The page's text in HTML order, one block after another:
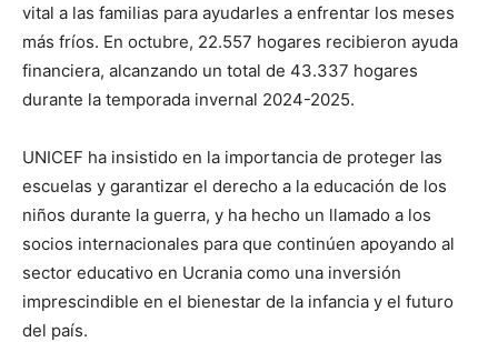
vital a las familias para ayudarles a enfrentar los meses
más fríos. En octubre, 22.557 hogares recibieron ayuda
financiera, alcanzando un total de 43.337 hogares
durante la temporada invernal 2024-2025.
UNICEF ha insistido en la importancia de proteger las
escuelas y garantizar el derecho a la educación de los
niños durante la guerra, y ha hecho un llamado a los
socios internacionales para que continúen apoyando al
sector educativo en Ucrania como una inversión
imprescindible en el bienestar de la infancia y el futuro
del país.